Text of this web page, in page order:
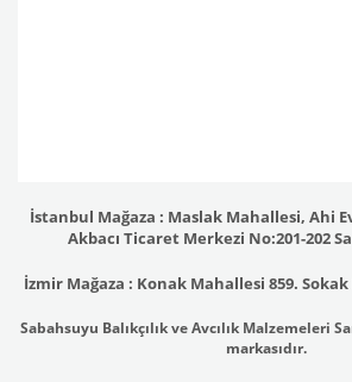
İstanbul Mağaza : Maslak Mahallesi, Ahi
Akbacı Ticaret Merkezi No:201-202
İzmir Mağaza : Konak Mahallesi 859.
Sabahsuyu Balıkçılık ve Avcılık Malzemeleri
markasıdır.